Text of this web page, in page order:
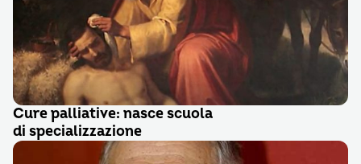
Cure palliative: nasce scuola
di specializzazione